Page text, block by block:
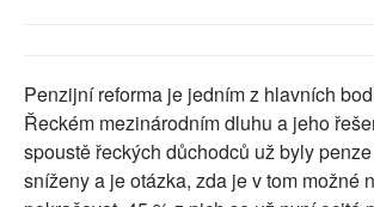
SOCIÁLNÍ SÍTĚ
RUBRIKY
Penzijní reforma je jedním z hlavních
Řeckém mezinárodním dluhu a jeho
spoustě řeckých důchodců už byly
sníženy a je otázka, zda je v tom možné